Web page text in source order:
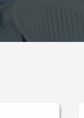
dos
artes